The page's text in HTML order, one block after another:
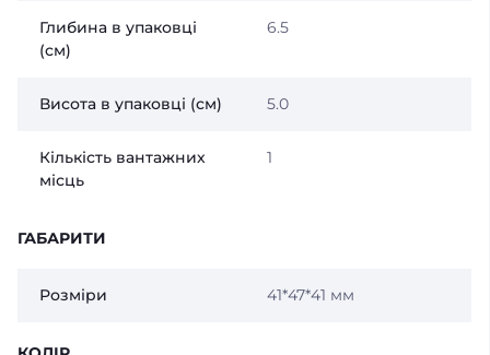
Глибина в упаковці
(см)
6.5
Висота в упаковці (см) 5.0
Кількість вантажних
місць
1
ГАБАРИТИ
Розміри 41*47*41 мм